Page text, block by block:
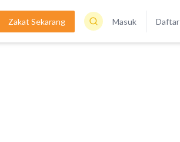
Zakat Sekarang Masuk Daftar